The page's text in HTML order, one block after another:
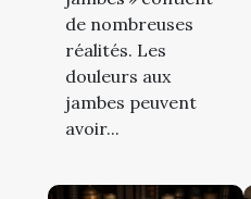
de nombreuses
réalités. Les
douleurs aux
jambes peuvent
avoir...